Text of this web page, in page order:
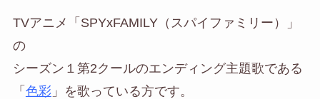
TVアニメ「SPYxFAMILY（スパイファミリー）」
の
シーズン１第2クールのエンディング主題歌である
「 色彩 」を歌っている方です。